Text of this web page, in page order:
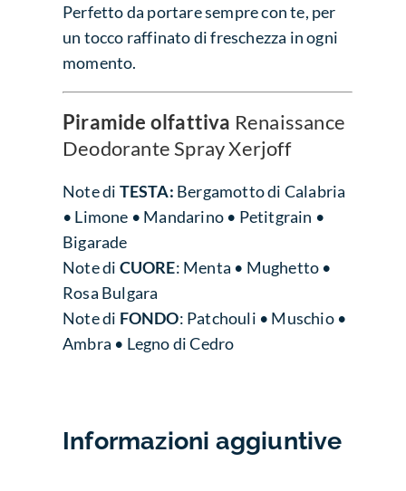
Perfetto da portare sempre con te, per
un tocco raffinato di freschezza in ogni
momento.
Piramide olfattiva Renaissance
Deodorante Spray Xerjoff
Note di TESTA: Bergamotto di Calabria
• Limone • Mandarino • Petitgrain •
Bigarade
Note di CUORE: Menta • Mughetto •
Rosa Bulgara
Note di FONDO: Patchouli • Muschio •
Ambra • Legno di Cedro
Informazioni aggiuntive